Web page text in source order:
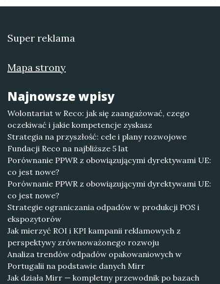
Super reklama
Mapa strony
Najnowsze wpisy
Wolontariat w Reco: jak się zaangażować, czego
oczekiwać i jakie kompetencje zyskasz
Strategia na przyszłość: cele i plany rozwojowe
Fundacji Reco na najbliższe 5 lat
Porównanie PPWR z obowiązującymi dyrektywami UE:
co jest nowe?
Porównanie PPWR z obowiązującymi dyrektywami UE:
co jest nowe?
Strategie ograniczania odpadów w produkcji POS i
ekspozytorów
Jak mierzyć ROI i KPI kampanii reklamowych z
perspektywy zrównoważonego rozwoju
Analiza trendów odpadów opakowaniowych w
Portugalii na podstawie danych Mirr
Jak działa Mirr — kompletny przewodnik po bazach